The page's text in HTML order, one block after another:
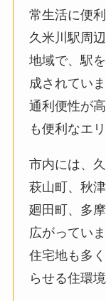
常生活に便
久米川駅周
地域で、駅
成されてい
通利便性が
も便利なエ
市内には、
萩山町、秋
廻田町、多
広がってい
住宅地も多
らせる住環